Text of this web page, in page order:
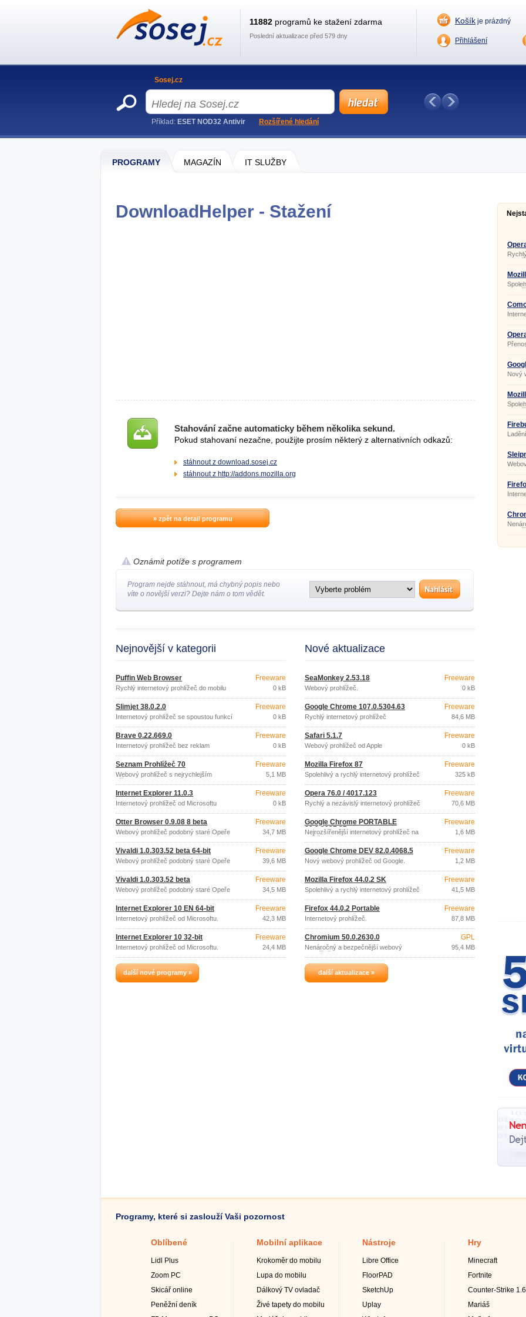
PROGRAMY MAGAZÍN IT SLUŽBY
DownloadHelper - Stažení
Stahování začne automaticky během několika sekund.
Pokud stahovaní nezačne, použijte prosím některý z alternativních odkazů:
stáhnout z download.sosej.cz
stáhnout z http://addons.mozilla.org
» zpět na detail programu
Oznámit potíže s programem
Program nejde stáhnout, má chybný popis nebo
víte o novější verzi? Dejte nám o tom vědět.
Nejnovější v kategorii
Puffin Web Browser
Rychlý internetový prohlížeč do mobilu
Freeware
0 kB
Slimjet 38.0.2.0
Internetový prohlížeč se spoustou funkcí
Freeware
0 kB
Brave 0.22.669.0
Internetový prohlížeč bez reklam
Freeware
0 kB
Seznam Prohlížeč 70
Webový prohlížeč s nejrychlejším
přístupem na Seznam
Freeware
5,1 MB
Internet Explorer 11.0.3
Internetový prohlížeč od Microsoftu
Freeware
0 kB
Otter Browser 0.9.08 8 beta
Webový prohlížeč podobný staré Opeře
Freeware
34,7 MB
Vivaldi 1.0.303.52 beta 64-bit
Webový prohlížeč podobný staré Opeře
Freeware
39,6 MB
Vivaldi 1.0.303.52 beta
Webový prohlížeč podobný staré Opeře
Freeware
34,5 MB
Internet Explorer 10 EN 64-bit
Internetový prohlížeč od Microsoftu.
Freeware
42,3 MB
Internet Explorer 10 32-bit
Internetový prohlížeč od Microsoftu.
Freeware
24,4 MB
další nové programy »
Nové aktualizace
SeaMonkey 2.53.18
Webový prohlížeč.
Freeware
0 kB
Google Chrome 107.0.5304.63
Rychlý internetový prohlížeč
Freeware
84,6 MB
Safari 5.1.7
Webový prohlížeč od Apple
Freeware
0 kB
Mozilla Firefox 87
Spolehlivý a rychlý internetový prohlížeč
Freeware
325 kB
Opera 76.0 / 4017.123
Rychlý a nezávislý internetový prohlížeč
Freeware
70,6 MB
Google Chrome PORTABLE
80.0.3987.87
Nejrozšířenější internetový prohlížeč na
světě.
Freeware
1,6 MB
Google Chrome DEV 82.0.4068.5
Nový webový prohlížeč od Google.
Freeware
1,2 MB
Mozilla Firefox 44.0.2 SK
Spolehlivý a rychlý internetový prohlížeč
Freeware
41,5 MB
Firefox 44.0.2 Portable
Internetový prohlížeč.
Freeware
87,8 MB
Chromium 50.0.2630.0
Nenáročný a bezpečnější webový
prohlížeč.
GPL
95,4 MB
další aktualizace »
Nový
Programy, které si zaslouží Vaši pozornost
Oblíbené
Lidl Plus
Zoom PC
Skicář online
Peněžní deník
Mobilní aplikace
Krokoměr do mobilu
Lupa do mobilu
Dálkový TV ovladač
Živé tapety do mobilu
Nástroje
Libre Office
FloorPAD
SketchUp
Uplay
Hry
Minecraft
Fortnite
Counter-Strike 1.6
Mariáš
11882 programů ke stažení zdarma
Poslední aktualizace před 579 dny
Košík je prázdný
Přihlášení
Sosej.cz
Příklad: ESET NOD32 Antivir Rozšířené hledání